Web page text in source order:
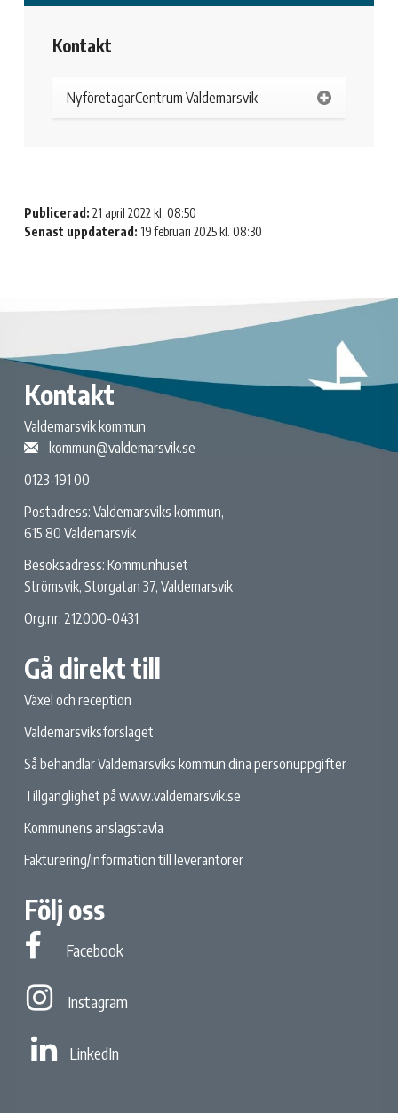
Kontakt
NyföretagarCentrum Valdemarsvik
Publicerad: 21 april 2022 kl. 08:50
Senast uppdaterad: 19 februari 2025 kl. 08:30
Kontakt
Valdemarsvik kommun
kommun@valdemarsvik.se
0123-191 00
Postadress: Valdemarsviks kommun,
615 80 Valdemarsvik
Besöksadress: Kommunhuset
Strömsvik, Storgatan 37, Valdemarsvik
Org.nr: 212000-0431
Gå direkt till
Växel och reception
Valdemarsviksförslaget
Så behandlar Valdemarsviks kommun dina personuppgifter
Tillgänglighet på www.valdemarsvik.se
Kommunens anslagstavla
Fakturering/information till leverantörer
Följ oss
Facebook
Facebook
Instagram
Instagram
LinkedIn
Linked In